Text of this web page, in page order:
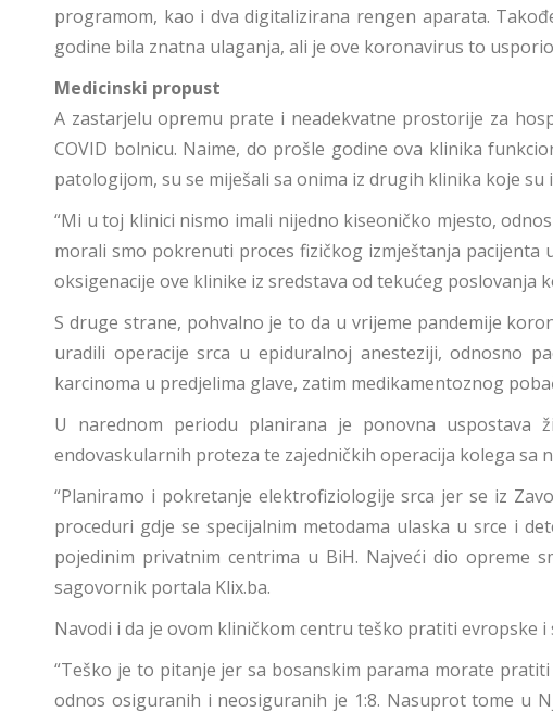
programom, kao i dva digitalizirana rengen aparata.
godine bila znatna ulaganja, ali je ove koronavirus to
Medicinski propust
A zastarjelu opremu prate i neadekvatne prostorije za
COVID bolnicu. Naime, do prošle godine ova klinika
patologijom, su se miješali sa onima iz drugih klinika koje
“Mi u toj klinici nismo imali nijedno kiseoničko mjesto,
morali smo pokrenuti proces fizičkog izmještanja
oksigenacije ove klinike iz sredstava od tekućeg poslovanja
S druge strane, pohvalno je to da u vrijeme pandemije
uradili operacije srca u epiduralnoj anesteziji, odnosno
karcinoma u predjelima glave, zatim medikamentoznog
U narednom periodu planirana je ponovna uspostava
endovaskularnih proteza te zajedničkih operacija kolega sa
“Planiramo i pokretanje elektrofiziologije srca jer se iz
proceduri gdje se specijalnim metodama ulaska u srce i
pojedinim privatnim centrima u BiH. Najveći dio opreme
sagovornik portala Klix.ba.
Navodi i da je ovom kliničkom centru teško pratiti evropske
“Teško je to pitanje jer sa bosanskim parama morate
odnos osiguranih i neosiguranih je 1:8. Nasuprot tome u